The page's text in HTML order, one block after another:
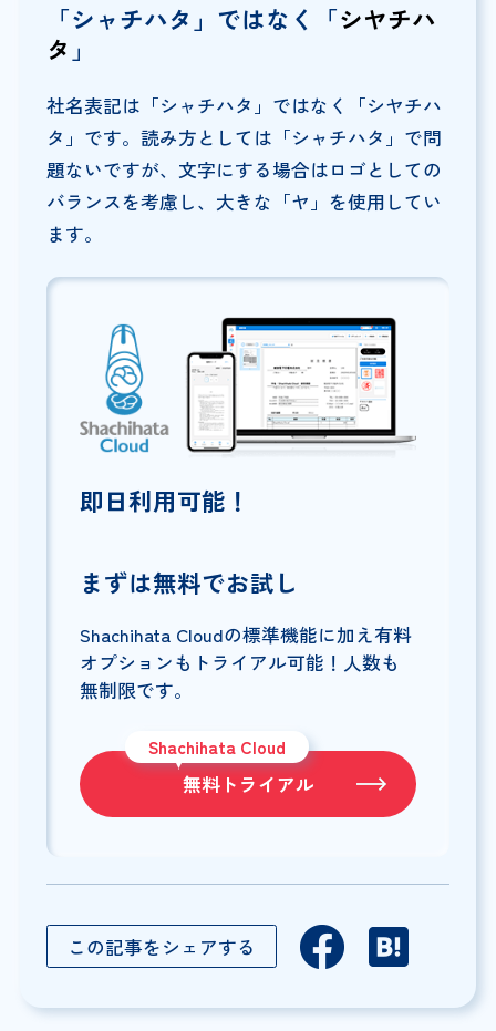
「シャチハタ」ではなく「シヤチハ
タ 」
社名表記は「シャチハタ」ではなく「シヤチハ
タ」です。読み方としては「シャチハタ」で問
題ないですが、文字にする場合はロゴとしての
バランスを考慮し、大きな「ヤ」を使用してい
ます。
即日利用可能！
まずは無料でお試し
Shachihata Cloudの標準機能に加え有料
オプションもトライアル可能！人数も
無制限です。
Shachihata Cloud
無料トライアル
この記事をシェアする